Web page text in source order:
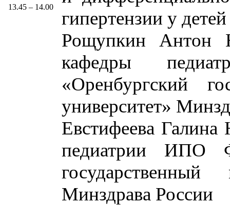
13.45 – 14.00
гипертензии у
Рощупкин Антон
кафедры
«Оренбургский
университет»
Евстифеева
педиатрии ИПО
государственный
Минздрава России